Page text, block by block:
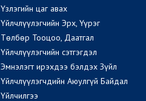
Үзлэгийн цаг авах
Үйлчлүүлэгчийн Эрх, Үүрэг
Төлбөр Тооцоо, Даатгал
Үйлчлүүлэгчийн сэтгэгдэл
Эмнэлэгт ирэхдээ бэлдэх Зүйл
Үйлчлүүлэгчдийн Аюулгүй Байдал
Үйлчилгээ